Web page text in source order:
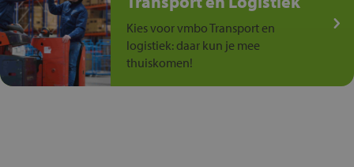
Kies voor vmbo Transport en
logistiek: daar kun je mee
thuiskomen!